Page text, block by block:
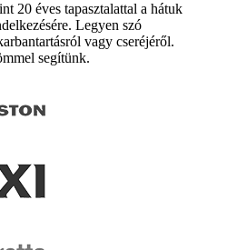
20 éves tapasztalattal a hátuk
Legyen szó
vagy cseréjéről.
segítünk.